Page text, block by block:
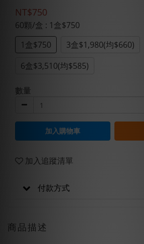
NT$750
60顆/盒 : 1盒$750
1盒$750
3盒$1,980(均$660)
6盒$3,510(均$585)
數量
加入購物車
加入追蹤清單
付款方式
商品描述